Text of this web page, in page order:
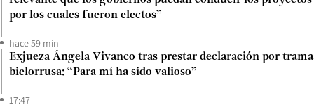
por los cuales fueron electos”
hace 59 min
Exjueza Ángela Vivanco tras prestar declaración por trama
bielorrusa: “Para mí ha sido valioso”
17:47